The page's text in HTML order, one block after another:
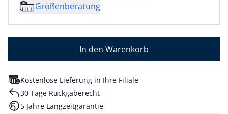
Größenberatung
In den Warenkorb
Kostenlose Lieferung in Ihre Filiale
30 Tage Rückgaberecht
5 Jahre Langzeitgarantie